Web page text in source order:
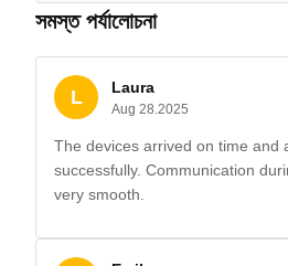
সমস্ত পর্যালোচনা
L Laura
Aug 28.2025
The devices arrived on time and
successfully. Communication
very smooth.